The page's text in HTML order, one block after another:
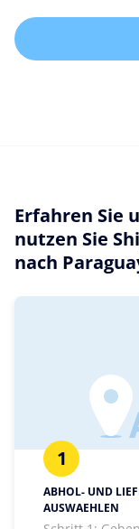
Erfahren Sie
nutzen Sie
nach
1
ABHOL- UND
AUSWAEHLEN